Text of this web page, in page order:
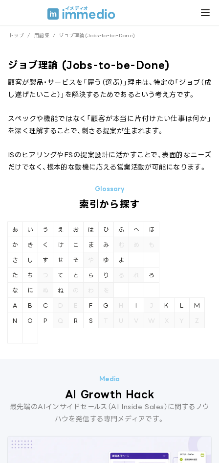
トップ / 用語集 / ジョブ理論 (Jobs-to-be-Done)
ジョブ理論 (Jobs-to-be-Done)
顧客が製品・サービスを「雇う（選ぶ）」理由は、特定の「ジョブ（成
し遂げたいこと）」を解決するためであるという考え方です。
スペックや機能ではなく「顧客が本当に片付けたい仕事は何か」
を深く理解することで、刺さる提案が生まれます。
ISのヒアリングやFSの提案設計に活かすことで、表面的なニーズ
だけでなく、根本的な動機に応える営業活動が可能になります。
索引から探す
あ い う え お
か き く け こ
さ し す せ そ
た ち つ て と
な に ぬ ね の
は ひ ふ へ ほ
ま み む め も
や ゆ よ
ら り る れ ろ
わ を
A B C D E F G H I J K L M
N O P Q R S T U V W X Y Z
AI Growth Hack
最先端のAIインサイドセールス（AI Inside Sales）に関するノウ
ハウを発信する専門メディアです。